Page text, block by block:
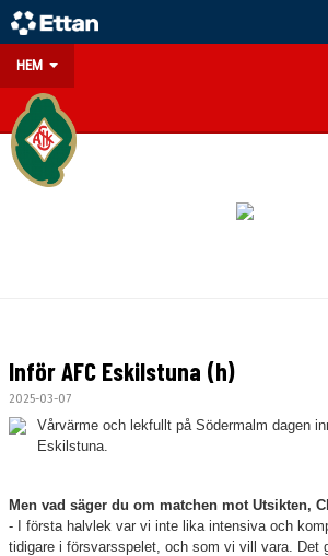
HEM
GÅ PÅ MATCH
DOKUMENT
MEDLEMSINFO
KALENDER
Inför AFC Eskilstuna (h)
2025-03-07
Vårvärme och lekfullt på Södermalm dagen
Eskilstuna.
Men vad säger du om matchen mot Utsikten,
- I första halvlek var vi inte lika intensiva och
tidigare i försvarsspelet, och som vi vill vara. Det